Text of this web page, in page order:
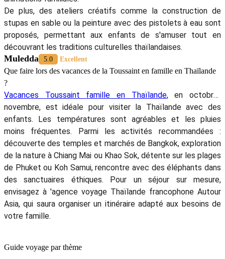
De plus, des ateliers créatifs comme la construction de
stupas en sable ou la peinture avec des pistolets à eau sont
proposés, permettant aux enfants de s'amuser tout en
découvrant les traditions culturelles thaïlandaises.
Muledda 5.0 Excellent
Que faire lors des vacances de la Toussaint en famille en Thaïlande
?
Vacances Toussaint famille en Thaïlande, en octobre-
novembre, est idéale pour visiter la Thaïlande avec des
enfants. Les températures sont agréables et les pluies
moins fréquentes. Parmi les activités recommandées :
découverte des temples et marchés de Bangkok, exploration
de la nature à Chiang Mai ou Khao Sok, détente sur les plages
de Phuket ou Koh Samui, rencontre avec des éléphants dans
des sanctuaires éthiques. Pour un séjour sur mesure,
envisagez à 'agence voyage Thaïlande francophone Autour
Asia, qui saura organiser un itinéraire adapté aux besoins de
votre famille.
Guide voyage par thème